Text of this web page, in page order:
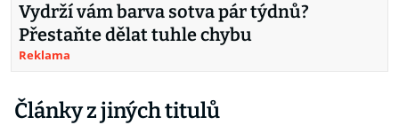
Vydrží vám barva sotva pár týdnů?
Přestaňte dělat tuhle chybu
Reklama
Články z jiných titulů